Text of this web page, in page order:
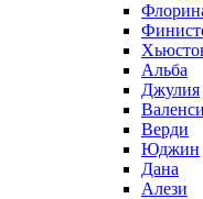
Альба
Джулия
Верди
Юджин
Дана
Алези